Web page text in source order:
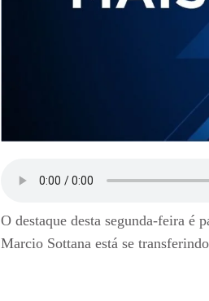
O destaque desta segunda-feira é
Marcio Sottana está se